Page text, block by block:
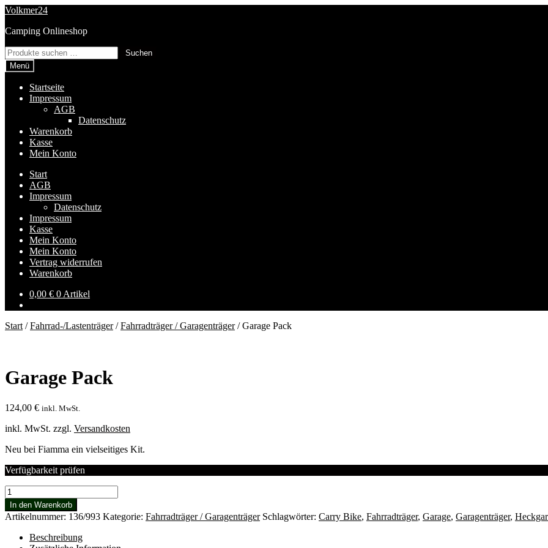
Zur
springen
Zum
springen
Volkmer24
Camping Onlineshop
Suchen
nach:
Suchen
Menü
Startseite
Impressum
AGB
Datenschutz
Warenkorb
Kasse
Mein Konto
Start
AGB
Impressum
Datenschutz
Impressum
Kasse
Mein Konto
Mein Konto
Vertrag widerrufen
Warenkorb
0,00 € 0 Artikel
Start /Fahrrad-/Lastenträger/Fahrradträger / Garagenträger/Garage Pack
Garage Pack
124,00 € inkl. MwSt.
inkl. MwSt. zzgl. Versandkosten
Neu bei Fiamma ein vielseitiges Kit.
Verfügbarkeit prüfen
Garage
Pack
Menge
In den Warenkorb
Artikelnummer: 136/993 Kategorie: Fahrradträger / Garagenträger Schlagwörter: Carry Bike, Fahrradträger, Garage, Garagenträger,
Beschreibung